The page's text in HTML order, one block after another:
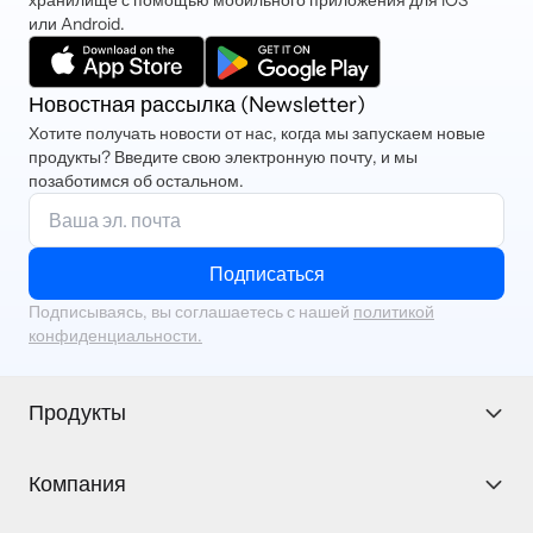
или Android.
Новостная рассылка (Newsletter)
Хотите получать новости от нас, когда мы запускаем новые
продукты? Введите свою электронную почту, и мы
позаботимся об остальном.
Подписаться
Подписываясь, вы соглашаетесь с нашей политикой
конфиденциальности.
Продукты
Компания